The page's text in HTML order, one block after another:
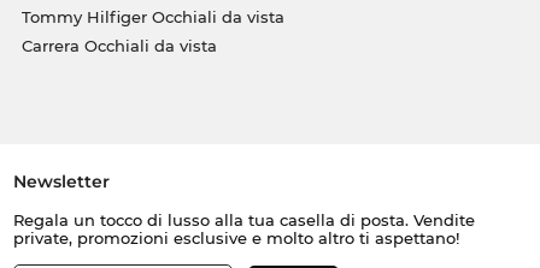
Tommy Hilfiger Occhiali da vista
Carrera Occhiali da vista
Newsletter
Regala un tocco di lusso alla tua casella di posta. Vendite
private, promozioni esclusive e molto altro ti aspettano!